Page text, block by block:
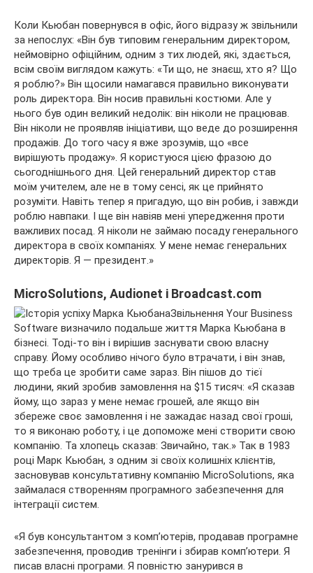
Коли Кьюбан повернувся в офіс, його відразу ж звільнили
за непослух: «Він був типовим генеральним директором,
неймовірно офіційним, одним з тих людей, які, здається,
всім своїм виглядом кажуть: «Ти що, не знаєш, хто я? Що
я роблю?» Він щосили намагався правильно виконувати
роль директора. Він носив правильні костюми. Але у
нього був один великий недолік: він ніколи не працював.
Він ніколи не проявляв ініціативи, що веде до розширення
продажів. До того часу я вже зрозумів, що «все
вирішують продажу». Я користуюся цією фразою до
сьогоднішнього дня. Цей генеральний директор став
моїм учителем, але не в тому сенсі, як це прийнято
розуміти. Навіть тепер я пригадую, що він робив, і завжди
роблю навпаки. І ще він навіяв мені упередження проти
важливих посад. Я ніколи не займаю посаду генерального
директора в своїх компаніях. У мене немає генеральних
директорів. Я — президент.»
MicroSolutions, Audionet і Broadcast.com
Звільнення Your Business
Software визначило подальше життя Марка Кьюбана в
бізнесі. Тоді-то він і вирішив заснувати свою власну
справу. Йому особливо нічого було втрачати, і він знав,
що треба це зробити саме зараз. Він пішов до тієї
людини, який зробив замовлення на $15 тисяч: «Я сказав
йому, що зараз у мене немає грошей, але якщо він
збереже своє замовлення і не зажадає назад свої гроші,
то я виконаю роботу, і це допоможе мені створити свою
компанію. Та хлопець сказав: Звичайно, так.» Так в 1983
році Марк Кьюбан, з одним зі своїх колишніх клієнтів,
засновував консультативну компанію MicroSolutions, яка
займалася створенням програмного забезпечення для
інтеграції систем.
«Я був консультантом з комп’ютерів, продавав програмне
забезпечення, проводив тренінги і збирав комп’ютери. Я
писав власні програми. Я повністю занурився в